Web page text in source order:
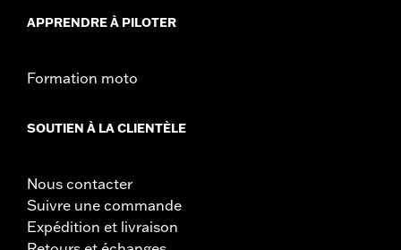
APPRENDRE À PILOTER
Formation moto
SOUTIEN À LA CLIENTÈLE
Nous contacter
Suivre une commande
Expédition et livraison